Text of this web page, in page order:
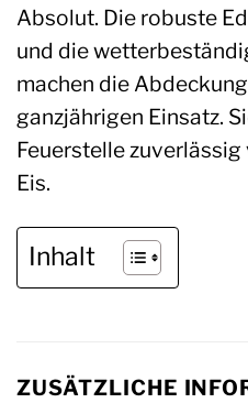
Absolut. Die robuste
und die
machen die
ganzjährigen Einsatz.
Feuerstelle zuverlässig
Eis.
Inhalt
ZUSÄTZLICHE